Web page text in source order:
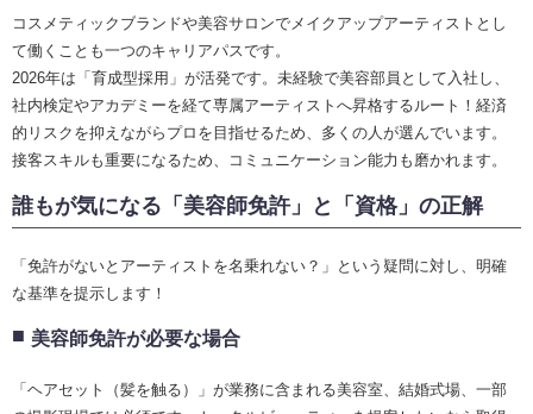
コスメティックブランドや美容サロンでメイクアップアーティストとし
て働くことも一つのキャリアパスです。
2026年は「育成型採用」が活発です。未経験で美容部員として入社し、
社内検定やアカデミーを経て専属アーティストへ昇格するルート！経済
的リスクを抑えながらプロを目指せるため、多くの人が選んでいます。
接客スキルも重要になるため、コミュニケーション能力も磨かれます。
誰もが気になる「美容師免許」と「資格」の正解
「免許がないとアーティストを名乗れない？」という疑問に対し、明確
な基準を提示します！
美容師免許が必要な場合
「ヘアセット（髪を触る）」が業務に含まれる美容室、結婚式場、一部